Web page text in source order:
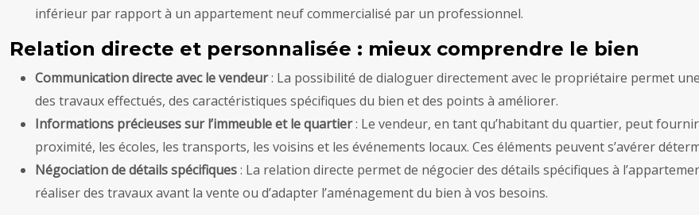
inférieur par rapport à un appartement neuf commercialisé par un professionnel.
Relation directe et personnalisée : mieux comprendre le bien
Communication directe avec le vendeur: La possibilité de dialoguer directement avec le propriétaire permet
des travaux effectués, des caractéristiques spécifiques du bien et des points à améliorer.
Informations précieuses sur l’immeuble et le quartier: Le vendeur, en tant qu’habitant du quartier, peut
proximité, les écoles, les transports, les voisins et les événements locaux. Ces éléments peuvent s’avérer
Négociation de détails spécifiques: La relation directe permet de négocier des détails spécifiques à
réaliser des travaux avant la vente ou d’adapter l’aménagement du bien à vos besoins.